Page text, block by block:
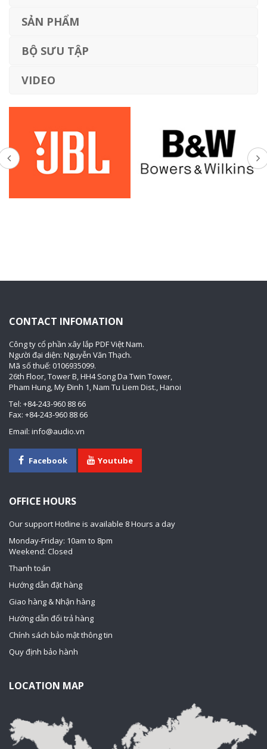
SẢN PHẨM
BỘ SƯU TẬP
VIDEO
CONTACT INFOMATION
Công ty cổ phần xây lắp PDF Việt Nam.
Người đại diện: Nguyễn Văn Thạch.
Mã số thuế: 0106935099.
26th Floor, Tower B, HH4 Song Da Twin Tower,
Pham Hung, My Đinh 1, Nam Tu Liem Dist., Hanoi
Tel: +84-243-960 88 66
Fax: +84-243-960 88 66
Email: info@audio.vn
Facebook Youtube
OFFICE HOURS
Our support Hotline is available 8 Hours a day
Monday-Friday: 10am to 8pm
Weekend: Closed
Thanh toán
Hướng dẫn đặt hàng
Giao hàng & Nhận hàng
Hướng dẫn đổi trả hàng
Chính sách bảo mật thông tin
Quy định bảo hành
LOCATION MAP